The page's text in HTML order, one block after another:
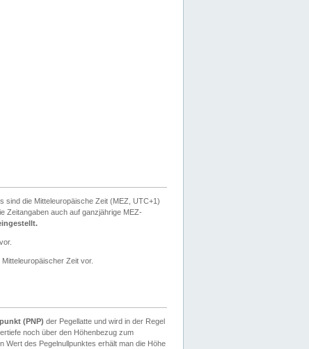
sind die Mitteleuropäische Zeit (MEZ, UTC+1)
Zeitangaben auch auf ganzjährige MEZ-
Zeit vor.
(PNP) der Pegellatte und wird in der Regel
noch über den Höhenbezug zum
Wert des Pegelnullpunktes erhält man die Höhe